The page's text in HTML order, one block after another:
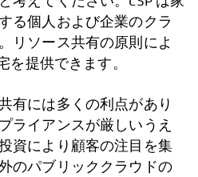
る個人および企業のクラ
リソース共有の原則によ
を提供できます。
有には多くの利点があり
ライアンスが厳しいうえ
資により顧客の注目を集
のパブリッククラウドの